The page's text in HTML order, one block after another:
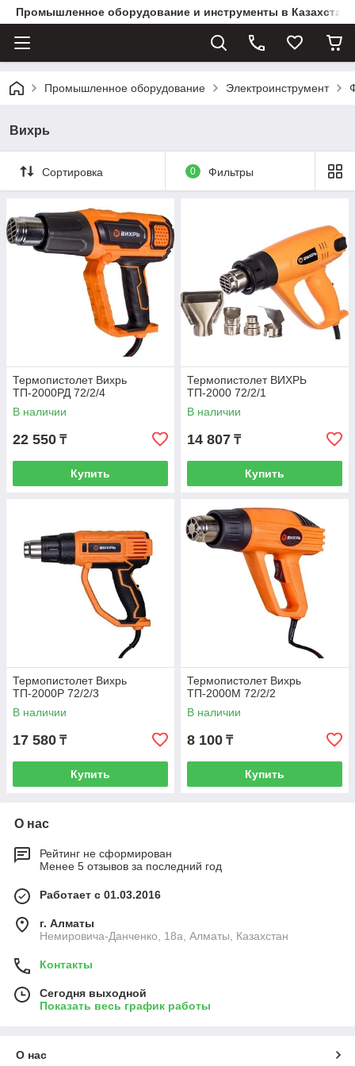
Промышленное оборудование и инструменты в
Промышленное оборудование Электроинструмент
Вихрь
Сортировка 0 Фильтры
Термопистолет Вихрь
ТП-2000РД 72/2/4
В наличии
22 550 ₸
Купить
Термопистолет ВИХРЬ
ТП-2000 72/2/1
В наличии
14 807 ₸
Купить
Термопистолет Вихрь
ТП-2000Р 72/2/3
В наличии
17 580 ₸
Купить
Термопистолет Вихрь
ТП-2000М 72/2/2
В наличии
8 100 ₸
Купить
О нас
Рейтинг не сформирован
Менее 5 отзывов за последний год
Работает с 01.03.2016
г. Алматы
Немировича-Данченко, 18а, Алматы, Казахстан
Контакты
Сегодня выходной
Показать весь график работы
О нас